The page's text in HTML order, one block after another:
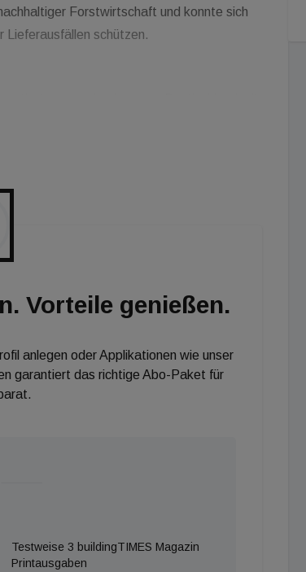
Forstwirtschaft und konnte sich
Lieferausfällen schützen.
in der Nähe des heutigen Werkssitzes
und Musterhäuser
Anfang 2020 zogen sich Roland Suter
an die nächste Generation, Yves Suter,
Vorteile genießen.
anlegen oder Applikationen wie unser
garantiert das richtige Abo-Paket für
Testweise 3 buildingTIMES Magazin
Printausgaben